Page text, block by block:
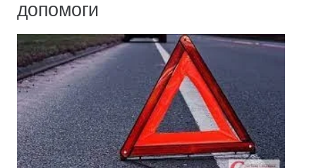
допомоги